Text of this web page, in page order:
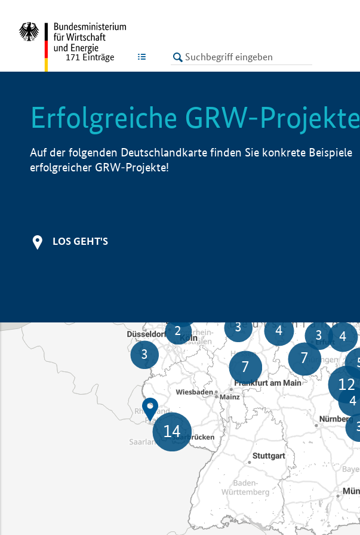
LISTE
171 Einträge
Erfolgreiche GRW-Projekte
Auf der folgenden Deutschlandkarte finden Sie konkrete Beispiele
erfolgreicher GRW-Projekte!
LOS GEHT'S